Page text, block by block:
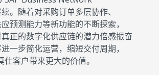
。随着对采购订单多层协作、
预测能力等新功能的不断探索，
正的数字化供应链的潜力倍感振奋
一步简化运营，缩短交付周期，
客户带来更大的价值。